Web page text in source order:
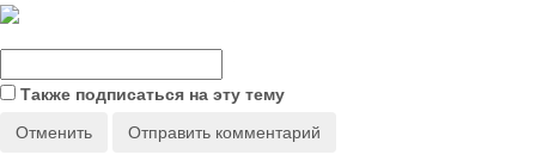
Также подписаться на эту тему
Отменить
Отправить комментарий